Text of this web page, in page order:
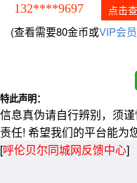
132****9697 点击
(查看需要80金币或VIP会
特此声明：
信息真伪请自行辨别，须
责任! 希望我们的平台能为
[呼伦贝尔同城网反馈中心]